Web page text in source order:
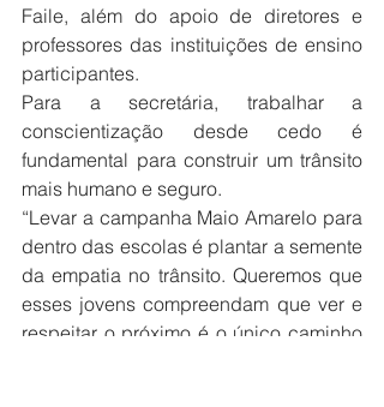
Faile, além do apoio de diretores e
professores das instituições de ensino
participantes.
Para a secretária, trabalhar a
conscientização desde cedo é
fundamental para construir um trânsito
mais humano e seguro.
“Levar a campanha Maio Amarelo para
dentro das escolas é plantar a semente
da empatia no trânsito. Queremos que
esses jovens compreendam que ver e
respeitar o próximo é o único caminho